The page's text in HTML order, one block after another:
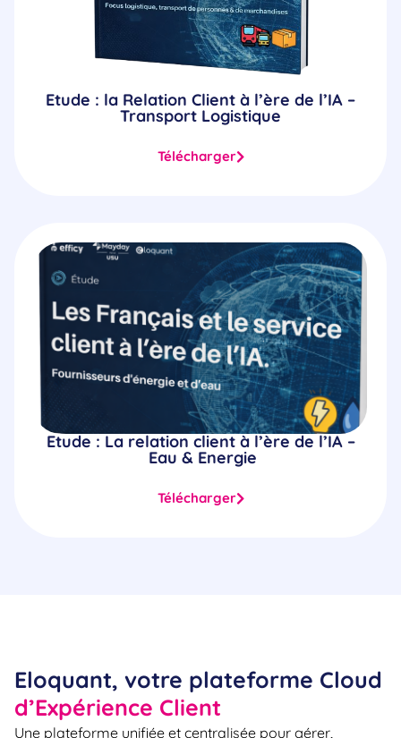
Etude : la Relation Client à l’ère de l’IA –
Transport Logistique
Télécharger
Etude : La relation client à l’ère de l’IA –
Eau & Energie
Télécharger
Eloquant, votre plateforme Cloud
d’Expérience Client
Une plateforme unifiée et centralisée pour gérer,